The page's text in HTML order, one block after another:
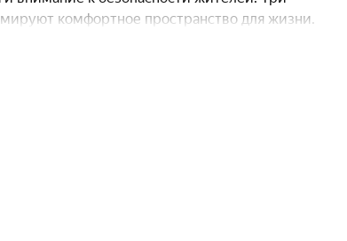
комфортное пространство для жизни.
— это избавляет от необходимости искать место